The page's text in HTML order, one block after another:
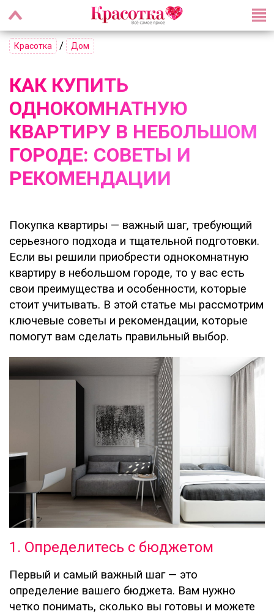
Красотка / Дом
КАК КУПИТЬ
ОДНОКОМНАТНУЮ
КВАРТИРУ В НЕБОЛЬШОМ
ГОРОДЕ: СОВЕТЫ И
РЕКОМЕНДАЦИИ
Покупка квартиры — важный шаг, требующий
серьезного подхода и тщательной подготовки.
Если вы решили приобрести однокомнатную
квартиру в небольшом городе, то у вас есть
свои преимущества и особенности, которые
стоит учитывать. В этой статье мы рассмотрим
ключевые советы и рекомендации, которые
помогут вам сделать правильный выбор.
1. Определитесь с бюджетом
Первый и самый важный шаг — это
определение вашего бюджета. Вам нужно
четко понимать, сколько вы готовы и можете